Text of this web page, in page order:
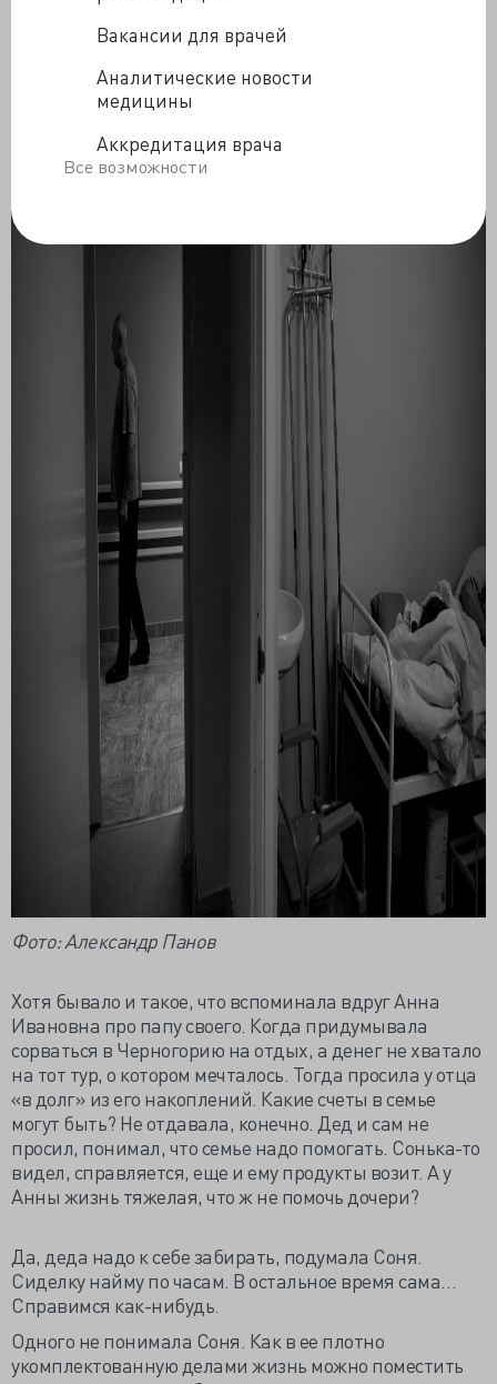
Вакансии для врачей
Аналитические новости
медицины
Аккредитация врача
Все возможности
Фото: Александр Панов
Хотя бывало и такое, что вспоминала вдруг Анна
Ивановна про папу своего. Когда придумывала
сорваться в Черногорию на отдых, а денег не хватало
на тот тур, о котором мечталось. Тогда просила у отца
«в долг» из его накоплений. Какие счеты в семье
могут быть? Не отдавала, конечно. Дед и сам не
просил, понимал, что семье надо помогать. Сонька-то
видел, справляется, еще и ему продукты возит. А у
Анны жизнь тяжелая, что ж не помочь дочери?
Да, деда надо к себе забирать, подумала Соня.
Сиделку найму по часам. В остальное время сама…
Справимся как-нибудь.
Одного не понимала Соня. Как в ее плотно
укомплектованную делами жизнь можно поместить